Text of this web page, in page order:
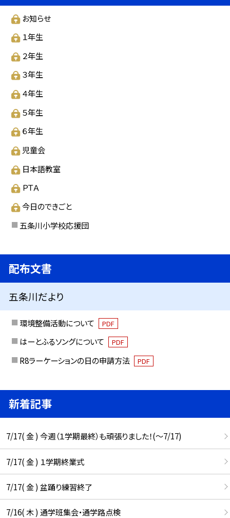
お知らせ
１年生
２年生
３年生
４年生
５年生
６年生
児童会
日本語教室
ＰＴＡ
今日のできごと
五条川小学校応援団
配布文書
五条川だより
環境整備活動について PDF
はーとふるソングについて PDF
R8ラーケーションの日の申請方法 PDF
新着記事
7/17( 金 ) 今週（１学期最終）も頑張りました！(〜7/17)
7/17( 金 ) １学期終業式
7/17( 金 ) 盆踊り練習終了
7/16( 木 ) 通学班集会・通学路点検